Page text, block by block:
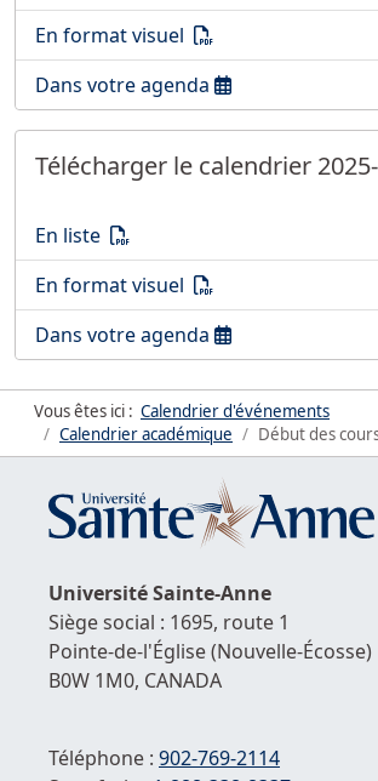
Télécharger le calendrier 2026-2027
En format visuel (PDF)
Ouvrir le calendrier 2026-2027
Dans votre agenda
Télécharger le calendrier
Télécharger le calendrier 2025-2026
En liste (PDF)
Télécharger le calendrier 2025-2026
En format visuel (PDF)
Télécharger le calendrier 2025-2026
Dans votre agenda
Vous êtes ici : Calendrier d'événements
Calendrier académique
Début des
UniversitéSainte-Anne
Siège social : 1695, route 1
Pointe-de-l'Église(Nouvelle-Écosse)
B0W 1M0, CANADA
Téléphone : 902-769-2114